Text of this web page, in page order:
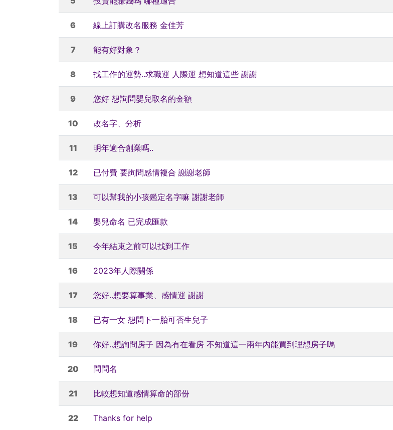
6 線上訂購改名服務 金佳芳
7 能有好對象？
8 找工作的運勢..求職運 人際運 想知道這些 謝謝
9 您好 想詢問嬰兒取名的金額
10 改名字、分析
11 明年適合創業嗎..
12 已付費 要詢問感情複合 謝謝老師
13 可以幫我的小孩鑑定名字嘛 謝謝老師
14 嬰兒命名 已完成匯款
15 今年結束之前可以找到工作
16 2023年人際關係
17 您好..想要算事業、感情運 謝謝
18 已有一女 想問下一胎可否生兒子
19 你好..想詢問房子 因為有在看房 不知道這一兩年內能買到理想房子嗎
20 問問名
21 比較想知道感情算命的部份
22 Thanks for help